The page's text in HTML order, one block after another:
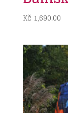
Kč 1,690.00